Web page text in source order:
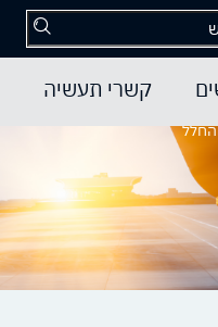
קשרי תעשיה